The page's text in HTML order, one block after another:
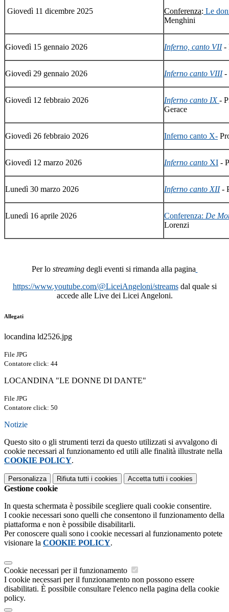
Giovedì 11 dicembre 2025 Conferenza: Le
Menghini
Giovedì 15 gennaio 2026 Inferno, canto VII-
Giovedì 29 gennaio 2026 Inferno canto VIII -
Giovedì 12 febbraio 2026 Inferno canto IX-
Gerace
Giovedì 26 febbraio 2026 Inferno canto X-
Giovedì 12 marzo 2026 Inferno canto XI -
Lunedì 30 marzo 2026 Inferno canto XII -
Lunedì 16 aprile 2026 Conferenza: De
Lorenzi
Per lo streaming degli eventi si rimanda alla pagina
https://www.youtube.com/@LiceiAngeloni/streams dal quale si
accede alle Live dei Licei Angeloni.
Allegati
locandina ld2526.jpg
File JPG
Contatore click: 44
LOCANDINA "LE DONNE DI DANTE"
File JPG
Contatore click: 50
Notizie
Questo sito o gli strumenti terzi da questo utilizzati si avvalgono di
cookie necessari al funzionamento ed utili alle finalità illustrate nella
COOKIE POLICY.
Personalizza Rifiuta tutti i cookies Accetta tutti i cookies
Gestione cookie
In questa schermata è possibile scegliere quali cookie consentire.
I cookie necessari sono quelli che consentono il funzionamento della
piattaforma e non è possibile disabilitarli.
Per conoscere quali sono i cookie necessari al funzionamento potete
visionare la COOKIE POLICY.
Cookie necessari per il funzionamento
I cookie necessari per il funzionamento non possono essere
disabilitati. È possibile consultare l'elenco nella pagina della cookie
policy.